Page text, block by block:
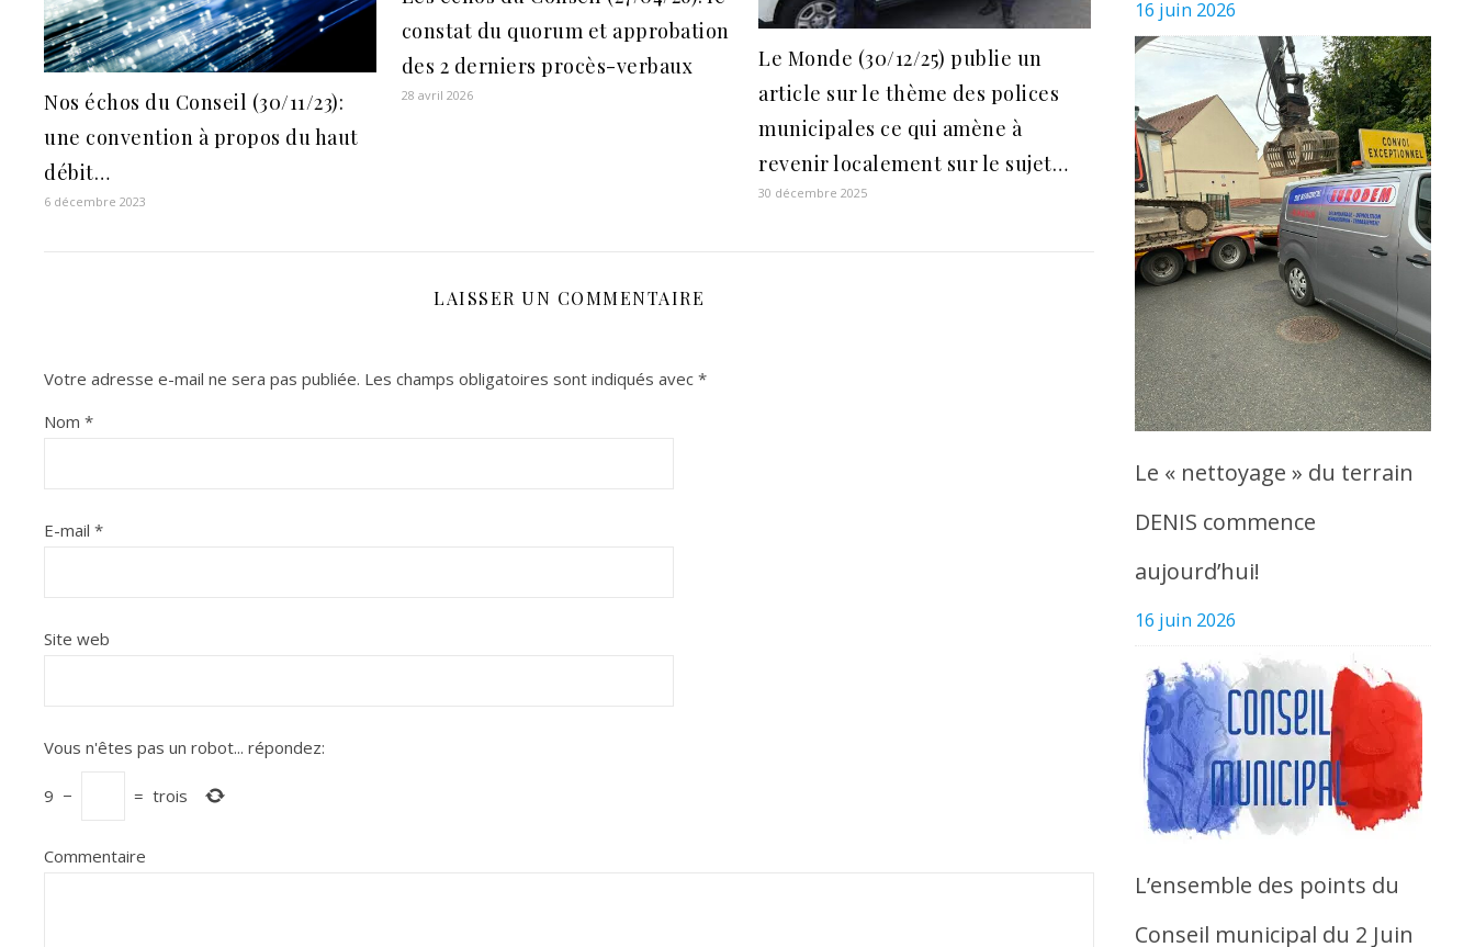
Nos échos du Conseil (30/11/23):
une convention à propos du haut
débit…
6 décembre 2023
constat du quorum et approbation
des 2 derniers procès-verbaux
28 avril 2026
Le Monde (30/12/25) publie un
article sur le thème des polices
municipales ce qui amène à
revenir localement sur le sujet…
30 décembre 2025
LAISSER UN COMMENTAIRE
Votre adresse e-mail ne sera pas publiée. Les champs obligatoires sont indiqués avec *
Nom *
E-mail *
Site web
Vous n'êtes pas un robot... répondez:
9 − = trois
Commentaire
16 juin 2026
Le « nettoyage » du terrain
DENIS commence
aujourd’hui!
16 juin 2026
L’ensemble des points du
Conseil municipal du 2 Juin